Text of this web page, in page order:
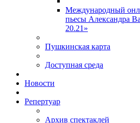
Международный
пьесы Александра
20.21»
Пушкинская карта
Доступная среда
Новости
Репертуар
Архив спектаклей